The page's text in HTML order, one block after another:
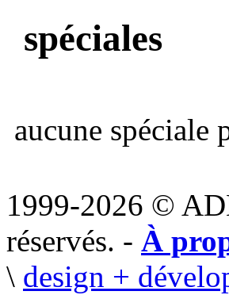
spéciales
aucune spéciale
1999-2026 ©
réservés. - À
\ design +